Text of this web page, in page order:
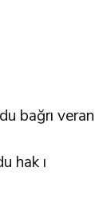
bağrı veran
hak ı